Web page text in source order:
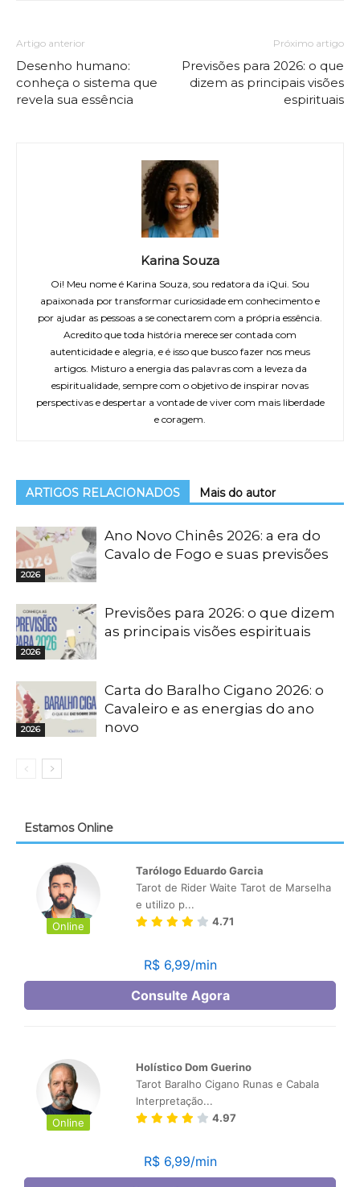
Artigo anterior
Desenho humano:
conheça o sistema que
revela sua essência
Próximo artigo
Previsões para 2026: o que
dizem as principais visões
espirituais
Karina Souza
Oi! Meu nome é Karina Souza, sou redatora da iQui. Sou
apaixonada por transformar curiosidade em conhecimento e
por ajudar as pessoas a se conectarem com a própria essência.
Acredito que toda história merece ser contada com
autenticidade e alegria, e é isso que busco fazer nos meus
artigos. Misturo a energia das palavras com a leveza da
espiritualidade, sempre com o objetivo de inspirar novas
perspectivas e despertar a vontade de viver com mais liberdade
e coragem.
ARTIGOS RELACIONADOS Mais do autor
2026
Ano Novo Chinês 2026: a era do
Cavalo de Fogo e suas previsões
2026
Previsões para 2026: o que dizem
as principais visões espirituais
2026
Carta do Baralho Cigano 2026: o
Cavaleiro e as energias do ano
novo
Estamos Online